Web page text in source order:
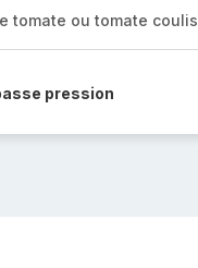
tomate ou tomate coulis
pression